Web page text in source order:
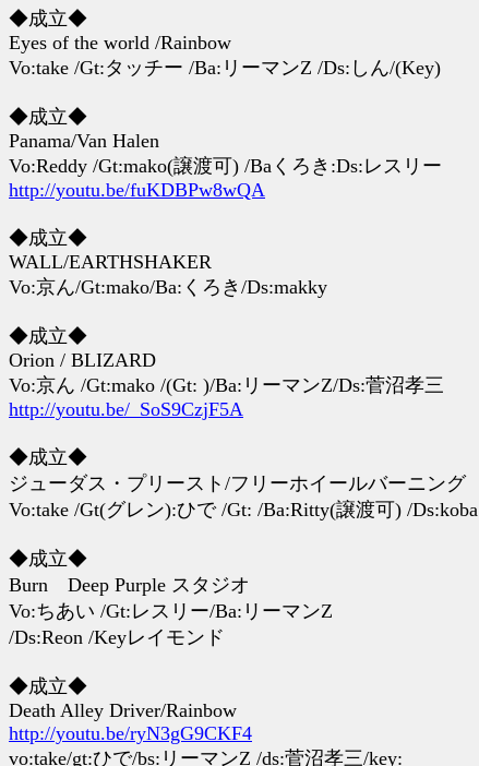
◆成立◆
Eyes of the world /Rainbow
Vo:take /Gt:タッチー /Ba:リーマンZ /Ds:しん/(Key)
◆成立◆
Panama/Van Halen
Vo:Reddy /Gt:mako(譲渡可) /Baくろき:Ds:レスリー
http://youtu.be/fuKDBPw8wQA
◆成立◆
WALL/EARTHSHAKER
Vo:京ん/Gt:mako/Ba:くろき/Ds:makky
◆成立◆
Orion / BLIZARD
Vo:京ん /Gt:mako /(Gt: )/Ba:リーマンZ/Ds:菅沼孝三
http://youtu.be/_SoS9CzjF5A
◆成立◆
ジューダス・プリースト/フリーホイールバーニング
Vo:take /Gt(グレン):ひで /Gt: /Ba:Ritty(譲渡可) /Ds:koba
◆成立◆
Burn Deep Purple スタジオ
Vo:ちあい /Gt:レスリー/Ba:リーマンZ
/Ds:Reon /Keyレイモンド
◆成立◆
Death Alley Driver/Rainbow
http://youtu.be/ryN3gG9CKF4
vo:take/gt:ひで/bs:リーマンZ /ds:菅沼孝三/key: